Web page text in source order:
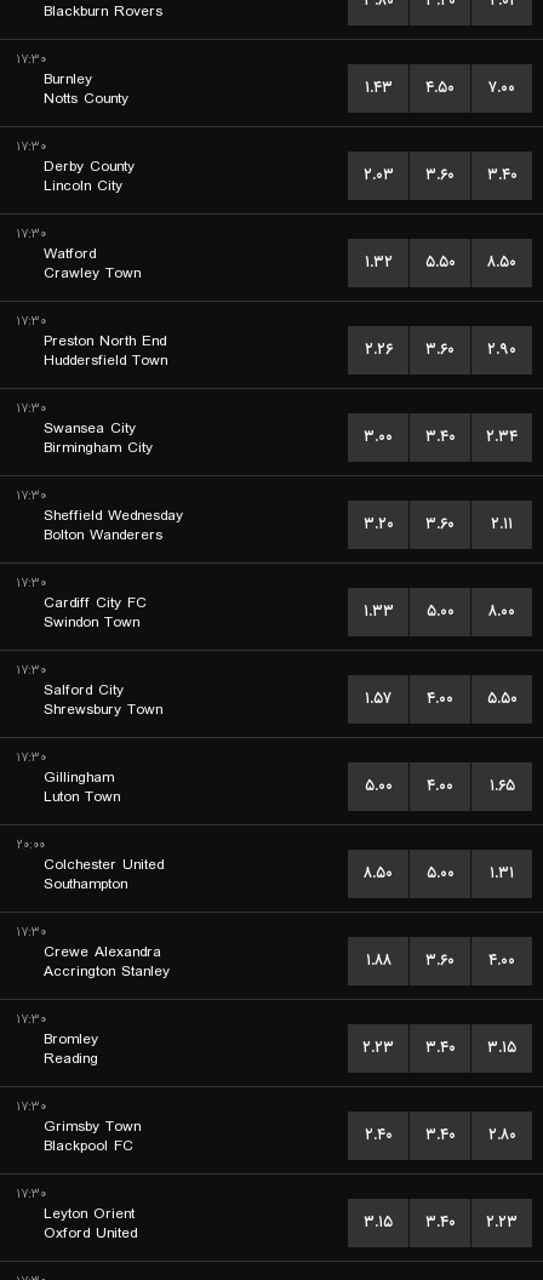
Blackburn Rovers
۱۷:۳۰
Burnley
Notts County
۱.۴۳ ۴.۵۰ ۷.۰۰
۱۷:۳۰
Derby County
Lincoln City
۲.۰۳ ۳.۶۰ ۳.۴۰
۱۷:۳۰
Watford
Crawley Town
۱.۳۲ ۵.۵۰ ۸.۵۰
۱۷:۳۰
Preston North End
Huddersfield Town
۲.۲۶ ۳.۶۰ ۲.۹۰
۱۷:۳۰
Swansea City
Birmingham City
۳.۰۰ ۳.۴۰ ۲.۳۴
۱۷:۳۰
Sheffield Wednesday
Bolton Wanderers
۳.۲۰ ۳.۶۰ ۲.۱۱
۱۷:۳۰
Cardiff City FC
Swindon Town
۱.۳۳ ۵.۰۰ ۸.۰۰
۱۷:۳۰
Salford City
Shrewsbury Town
۱.۵۷ ۴.۰۰ ۵.۵۰
۱۷:۳۰
Gillingham
Luton Town
۵.۰۰ ۴.۰۰ ۱.۶۵
۲۰:۰۰
Colchester United
Southampton
۸.۵۰ ۵.۰۰ ۱.۳۱
۱۷:۳۰
Crewe Alexandra
Accrington Stanley
۱.۸۸ ۳.۶۰ ۴.۰۰
۱۷:۳۰
Bromley
Reading
۲.۲۳ ۳.۴۰ ۳.۱۵
۱۷:۳۰
Grimsby Town
Blackpool FC
۲.۴۰ ۳.۴۰ ۲.۸۰
۱۷:۳۰
Leyton Orient
Oxford United
۳.۱۵ ۳.۴۰ ۲.۲۳